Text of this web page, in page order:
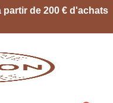
partir de 200 € d'achats